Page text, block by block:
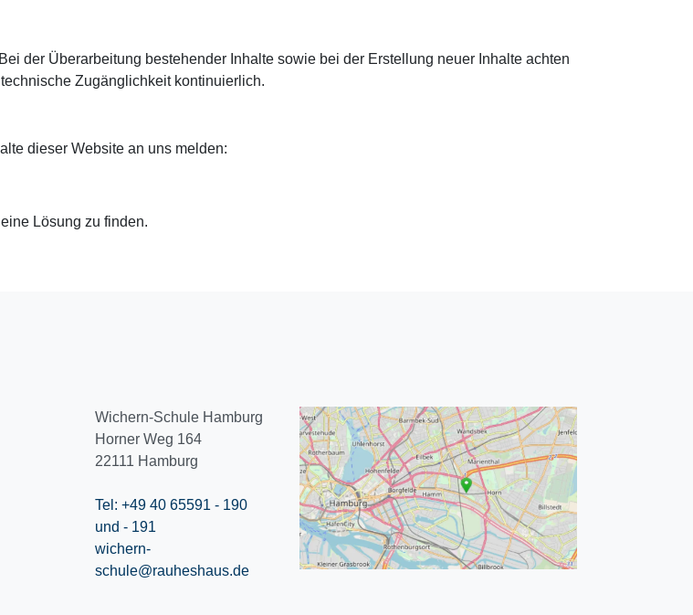
der Überarbeitung bestehender Inhalte sowie bei der Erstellung neuer Inhalte achten
Zugänglichkeit kontinuierlich.
dieser Website an uns melden:
Lösung zu finden.
Wichern-Schule Hamburg
Horner Weg 164
22111 Hamburg
Tel: +49 40 65591 - 190
und - 191
wichern-
schule@rauheshaus.de